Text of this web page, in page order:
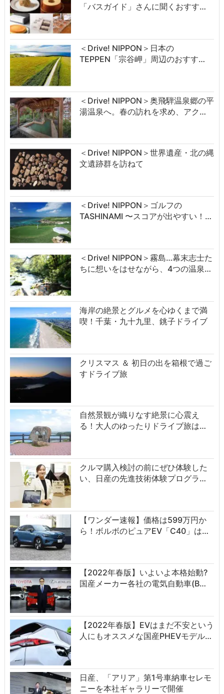
「バスガイド」さんに聞くおすす…
＜Drive! NIPPON＞日本の
TEPPEN「宗谷岬」周辺のおすす…
＜Drive! NIPPON＞奥飛騨温泉郷の平
湯温泉へ。春の訪れを求め、アク…
＜Drive! NIPPON＞世界遺産・北の縄
文遺跡群を訪ねて
＜Drive! NIPPON＞ゴルフの
TASHINAMI 〜スコアが出やすい！…
＜Drive! NIPPON＞霧島…幕末志士た
ちに想いをはせながら、4つの温泉…
海岸の絶景とグルメを心ゆくまで満
喫！千葉・九十九里、銚子ドライブ
クリスマス ＆ 初日の出を箱根で過ご
すドライブ旅
自然景観が織りなす絶景に心震え
る！大人のゆったりドライブ旅は…
クルマ購入検討の前にぜひ体験した
い、日産の先進技術体験プログラ…
【ワンダー速報】価格は599万円か
ら！ボルボのピュアEV「C40」は…
【2022年春版】いよいよ本格始動?
国産メーカー各社の電気自動車(B…
【2022年春版】EVはまだ不安という
人にもオススメな国産PHEVモデル…
日産、「アリア」第1号車納車セレモ
ニーを本社ギャラリーで開催